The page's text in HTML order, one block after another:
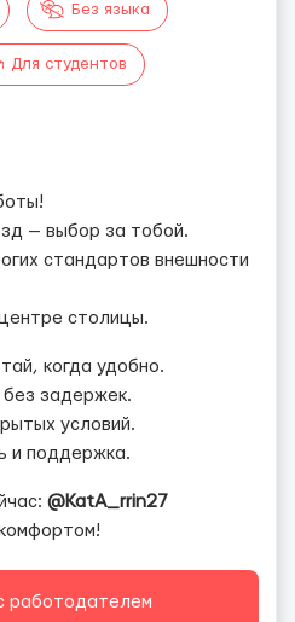
Без языка
Для студентов
— выбор за тобой.
стандартов внешности
столицы.
когда удобно.
задержек.
условий.
и поддержка.
@KatA_rrin27
работодателем